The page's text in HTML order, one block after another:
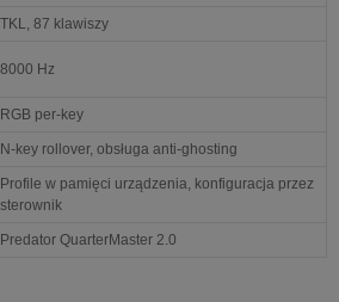
TKL, 87 klawiszy
8000 Hz
RGB per-key
N-key rollover, obsługa anti-ghosting
Profile w pamięci urządzenia, konfiguracja przez
sterownik
Predator QuarterMaster 2.0